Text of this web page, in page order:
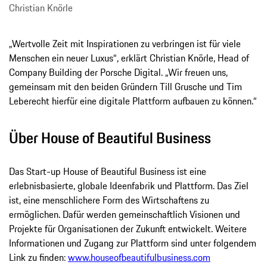
Christian Knörle
„Wertvolle Zeit mit Inspirationen zu verbringen ist für viele
Menschen ein neuer Luxus“, erklärt Christian Knörle, Head of
Company Building der Porsche Digital. „Wir freuen uns,
gemeinsam mit den beiden Gründern Till Grusche und Tim
Leberecht hierfür eine digitale Plattform aufbauen zu können.“
Über House of Beautiful Business
Das Start-up House of Beautiful Business ist eine
erlebnisbasierte, globale Ideenfabrik und Plattform. Das Ziel
ist, eine menschlichere Form des Wirtschaftens zu
ermöglichen. Dafür werden gemeinschaftlich Visionen und
Projekte für Organisationen der Zukunft entwickelt. Weitere
Informationen und Zugang zur Plattform sind unter folgendem
Link zu finden:www.houseofbeautifulbusiness.com